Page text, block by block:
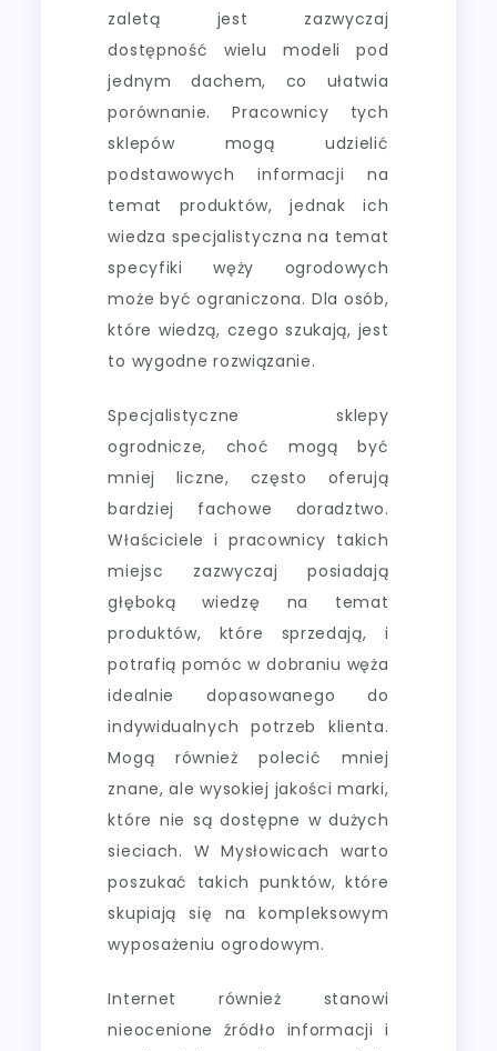
zaletą jest zazwyczaj
dostępność wielu modeli pod
jednym dachem, co ułatwia
porównanie. Pracownicy tych
sklepów mogą udzielić
podstawowych informacji na
temat produktów, jednak ich
wiedza specjalistyczna na temat
specyfiki węży ogrodowych
może być ograniczona. Dla osób,
które wiedzą, czego szukają, jest
to wygodne rozwiązanie.
Specjalistyczne sklepy
ogrodnicze, choć mogą być
mniej liczne, często oferują
bardziej fachowe doradztwo.
Właściciele i pracownicy takich
miejsc zazwyczaj posiadają
głęboką wiedzę na temat
produktów, które sprzedają, i
potrafią pomóc w dobraniu węża
idealnie dopasowanego do
indywidualnych potrzeb klienta.
Mogą również polecić mniej
znane, ale wysokiej jakości marki,
które nie są dostępne w dużych
sieciach. W Mysłowicach warto
poszukać takich punktów, które
skupiają się na kompleksowym
wyposażeniu ogrodowym.
Internet również stanowi
nieocenione źródło informacji i